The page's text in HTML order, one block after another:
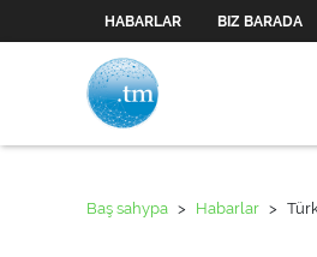
HABARLAR BIZ BARADA
Baş sahypa > Habarlar >